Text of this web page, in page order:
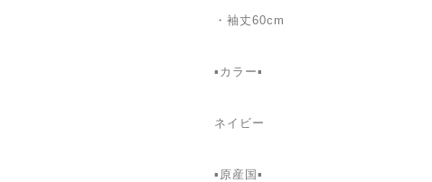
・袖丈60cm
▪️カラー▪️
ネイビー
▪️原産国▪️